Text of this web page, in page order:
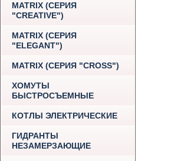
MATRIX (СЕРИЯ
"CREATIVE")
MATRIX (СЕРИЯ
"ELEGANT")
MATRIX (СЕРИЯ "CROSS")
ХОМУТЫ
БЫСТРОСЪЕМНЫЕ
КОТЛЫ ЭЛЕКТРИЧЕСКИЕ
ГИДРАНТЫ
НЕЗАМЕРЗАЮЩИЕ